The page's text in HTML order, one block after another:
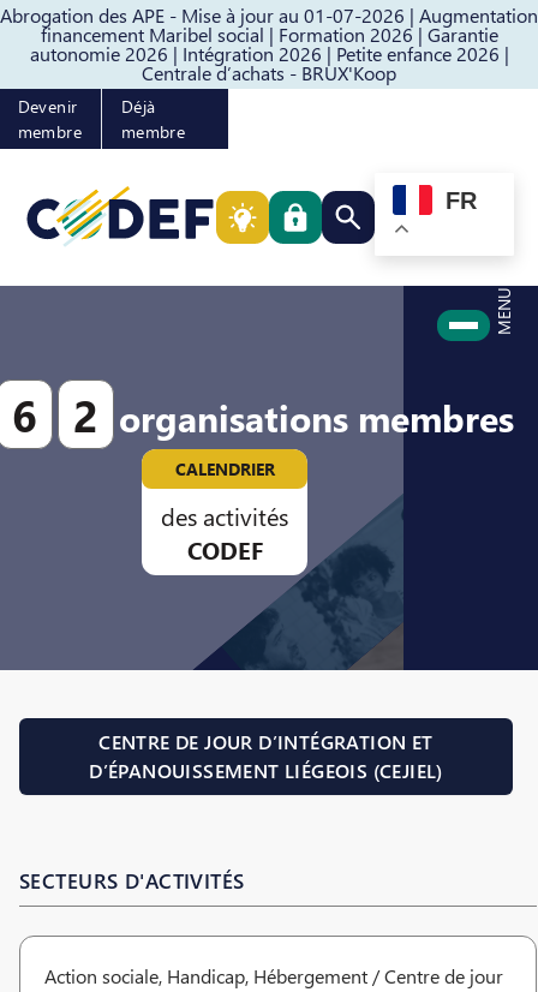
Abrogation des APE - Mise à jour au 01-07-2026 | Augmentation
financement Maribel social | Formation 2026 | Garantie
autonomie 2026 | Intégration 2026 | Petite enfance 2026 |
Centrale d’achats - BRUX'Koop
Passer au contenuPasser au pied de page
Devenir
membre
Déjà
membre
Rechercher quelque
FR
MENU
6 2 organisations membres
CALENDRIER
des activités
CODEF
CENTRE DE JOUR D’INTÉGRATION ET
D’ÉPANOUISSEMENT LIÉGEOIS (CEJIEL)
SECTEURS D'ACTIVITÉS
Action sociale, Handicap, Hébergement / Centre de jour